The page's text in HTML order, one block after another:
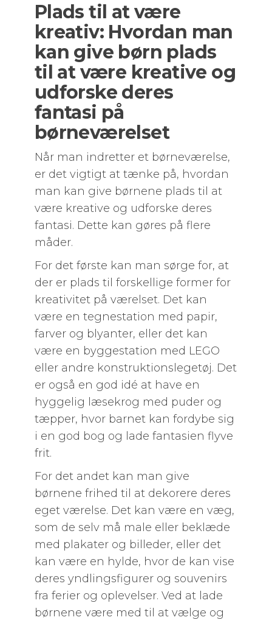
Plads til at være
kreativ: Hvordan man
kan give børn plads
til at være kreative og
udforske deres
fantasi på
børneværelset
Når man indretter et børneværelse,
er det vigtigt at tænke på, hvordan
man kan give børnene plads til at
være kreative og udforske deres
fantasi. Dette kan gøres på flere
måder.
For det første kan man sørge for, at
der er plads til forskellige former for
kreativitet på værelset. Det kan
være en tegnestation med papir,
farver og blyanter, eller det kan
være en byggestation med LEGO
eller andre konstruktionslegetøj. Det
er også en god idé at have en
hyggelig læsekrog med puder og
tæpper, hvor barnet kan fordybe sig
i en god bog og lade fantasien flyve
frit.
For det andet kan man give
børnene frihed til at dekorere deres
eget værelse. Det kan være en væg,
som de selv må male eller beklæde
med plakater og billeder, eller det
kan være en hylde, hvor de kan vise
deres yndlingsfigurer og souvenirs
fra ferier og oplevelser. Ved at lade
børnene være med til at vælge og